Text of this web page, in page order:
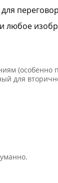
любое
(особенно
для